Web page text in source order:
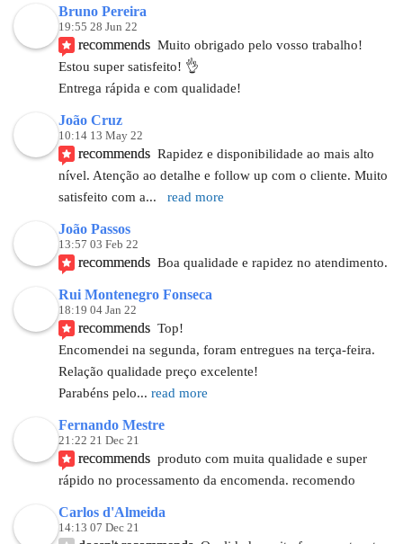
Bruno Pereira
19:55 28 Jun 22
recommends Muito obrigado pelo vosso trabalho!
Estou super satisfeito! 👌
Entrega rápida e com qualidade!
João Cruz
10:14 13 May 22
recommends Rapidez e disponibilidade ao mais alto
nível. Atenção ao detalhe e follow up com o cliente. Muito
satisfeito com a... read more
João Passos
13:57 03 Feb 22
recommends Boa qualidade e rapidez no atendimento.
Rui Montenegro Fonseca
18:19 04 Jan 22
recommends Top!
Encomendei na segunda, foram entregues na terça-feira.
Relação qualidade preço excelente!
Parabéns pelo... read more
Fernando Mestre
21:22 21 Dec 21
recommends produto com muita qualidade e super
rápido no processamento da encomenda. recomendo
Carlos d'Almeida
14:13 07 Dec 21